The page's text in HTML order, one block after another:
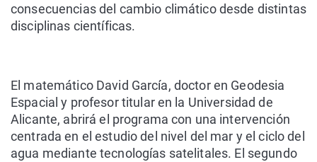
consecuencias del cambio climático desde distintas
disciplinas científicas.
El matemático David García, doctor en Geodesia
Espacial y profesor titular en la Universidad de
Alicante, abrirá el programa con una intervención
centrada en el estudio del nivel del mar y el ciclo del
agua mediante tecnologías satelitales. El segundo